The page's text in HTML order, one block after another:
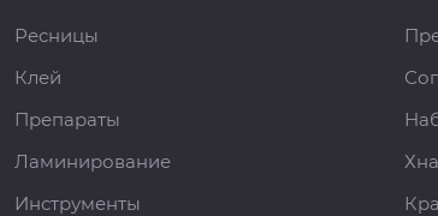
Ресницы
Клей
Препараты
Ламинирование
Инструменты
Хна